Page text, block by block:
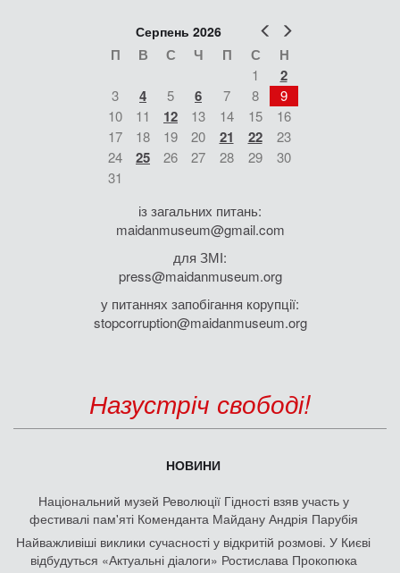
Попер
Серпень 2026
П В С Ч П С Н
1 2
3 4 5 6 7 8
9
10
11 12 13 14 15
16
17
18 19 20 21 22
23
24
25 26 27 28 29
30
31
із загальних питань:
maidanmuseum@gmail.com
для ЗМІ:
press@maidanmuseum.org
у питаннях запобігання корупції:
stopcorruption@maidanmuseum.org
Назустріч свободі!
НОВИНИ
Національний музей Революції Гідності взяв участь у
фестивалі пам'яті Коменданта Майдану Андрія Парубія
Найважливіші виклики сучасності у відкритій розмові. У Києві
відбудуться «Актуальні діалоги» Ростислава Прокопюка